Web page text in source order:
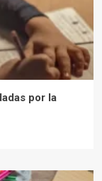
por la